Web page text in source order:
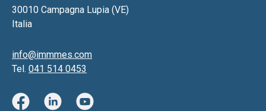
30010 Campagna Lupia (VE)
Italia
info@immmes.com
Tel. 041 514 0453